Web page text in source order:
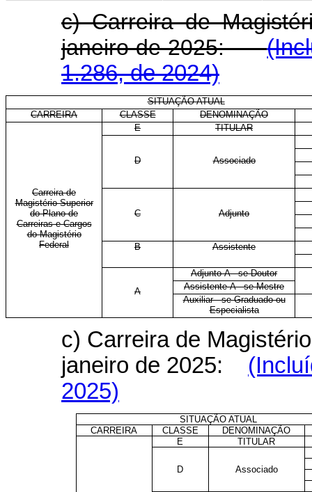
c) Carreira de
janeiro de 2025:
1.286, de 2024)
SITUAÇÃO ATUAL
CARREIRA
CLASSE DENOMINAÇÃO
Carreira de
Magistério Superior
do Plano de
Carreiras e Cargos
do Magistério
Federal
E TITULAR
D Associado
C Adjunto
B Assistente
A
Adjunto-A - se Doutor
Assistente-A - se Mestre
Auxiliar - se Graduado ou
Especialista
c) Carreira de
janeiro de 2025:
2025)
SITUAÇÃO ATUAL
CARREIRA
CLASSE DENOMINAÇÃO
E TITULAR
D Associado